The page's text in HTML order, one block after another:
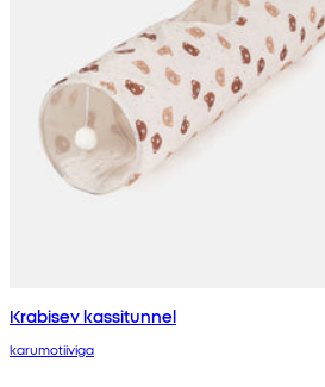
Krabisev kassitunnel
karumotiiviga